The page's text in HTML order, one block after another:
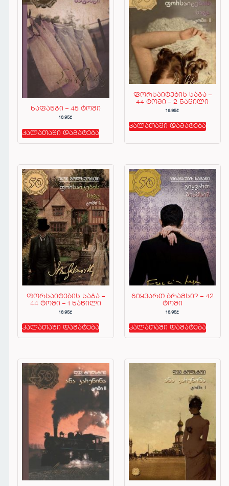
ხაფანგი – 45 ტომი
16.95₾
კალათაში დამატება
ფორსაიტების საგა –
44 ტომი – 2 ნაწილი
16.95₾
კალათაში დამატება
ფორსაიტების საგა –
44 ტომი – 1 ნაწილი
16.95₾
კალათაში დამატება
გიყვართ ბრამსი? – 42
ტომი
16.95₾
კალათაში დამატება